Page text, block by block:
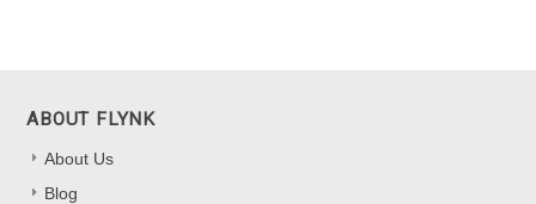
ABOUT FLYNK
About Us
Blog